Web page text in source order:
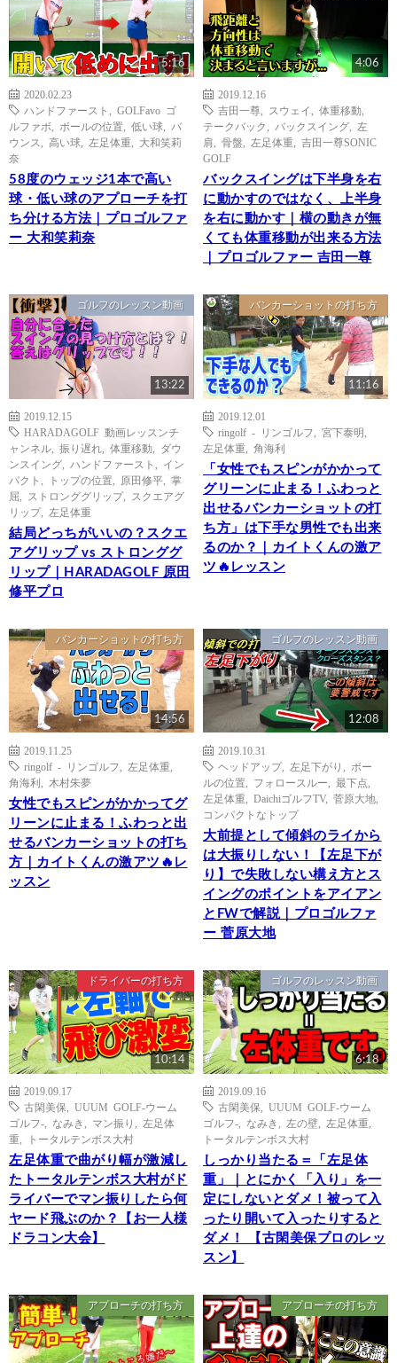
5:16
2020.02.23
ハンドファースト
GOLFavo ゴ
ルファボ
ボールの位置 低い球
バ
ウンス
高い球 左足体重
大和笑莉
奈
58度のウェッジ1本で高い
球・低い球のアプローチを打
ち分ける方法｜プロゴルファ
ー 大和笑莉奈
4:06
2019.12.16
吉田一尊
スウェイ 体重移動
テークバック
バックスイング
左
肩
骨盤 左足体重
吉田一尊SONIC
GOLF
バックスイングは下半身を右
に動かすのではなく、上半身
を右に動かす｜横の動きが無
くても体重移動が出来る方法
｜プロゴルファー 吉田一尊
ゴルフのレッスン動画
13:22
2019.12.15
HARADAGOLF 動画レッスンチ
ャンネル
振り遅れ 体重移動
ダウ
ンスイング
ハンドファースト
イン
パクト
トップの位置 原田修平
掌
屈
ストロンググリップ,
スクエアグ
リップ, 左足体重
結局どっちがいいの？スクエ
アグリップ vs ストロンググ
リップ｜HARADAGOLF 原田
修平プロ
バンカーショットの打ち方
11:16
2019.12.01
ringolf - リンゴルフ
宮下泰明
左足体重
角海利
「女性でもスピンがかかって
グリーンに止まる！ふわっと
出せるバンカーショットの打
ち方」は下手な男性でも出来
るのか？｜カイトくんの激ア
ツ🔥レッスン
バンカーショットの打ち方
14:56
2019.11.25
ringolf - リンゴルフ
左足体重
角海利
木村朱夢
女性でもスピンがかかってグ
リーンに止まる！ふわっと出
せるバンカーショットの打ち
方｜カイトくんの激アツ🔥レ
ッスン
ゴルフのレッスン動画
12:08
2019.10.31
ヘッドアップ, 左足下がり
ボー
ルの位置
フォロースルー 最下点
左足体重
DaichiゴルフTV, 菅原大地
コンパクトなトップ
大前提として傾斜のライから
は大振りしない！【左足下が
り】で失敗しない構え方とス
イングのポイントをアイアン
とFWで解説｜プロゴルファ
ー 菅原大地
ドライバーの打ち方
10:14
2019.09.17
古閑美保
UUUM GOLF-ウーム
ゴルフ-
なみき マン振り
左足体
重
トータルテンボス大村
左足体重で曲がり幅が激減し
たトータルテンボス大村がド
ライバーでマン振りしたら何
ヤード飛ぶのか？【お一人様
ドラコン大会】
ゴルフのレッスン動画
6:18
2019.09.16
古閑美保
UUUM GOLF-ウーム
ゴルフ-
なみき 左の壁 左足体重
トータルテンボス大村
しっかり当たる＝「左足体
重」｜とにかく「入り」を一
定にしないとダメ！被って入
ったり開いて入ったりすると
ダメ！ 【古閑美保プロのレッ
スン】
アプローチの打ち方 アプローチの打ち方